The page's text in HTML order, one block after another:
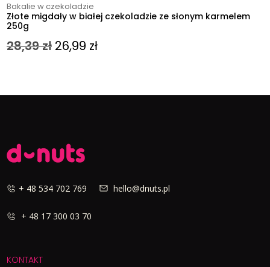
Bakalie w czekoladzie
Złote migdały w białej czekoladzie ze słonym karmelem
250g
28,39zł Pierwotna
26,99 złAktualna
+ 48 534 702 769 hello@dnuts.pl
+ 48 17 300 03 70
KONTAKT